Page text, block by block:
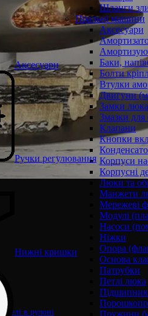
Шланги
Пральні машини
Аксесуари
Баки,
Болти
Втулки
Двигуни
Замки люка
Змазки для
Клапани
Кнопки
Корпуси
Корпусні
Люки та
Манжети
Мережеві
Модулі
Насоси
Ніжки
Опора
Основа
Патрубки
Петлі люка
Пружини
Аксесуари
Ручки регулювання
Нижні кришки
Панелі в рулоні